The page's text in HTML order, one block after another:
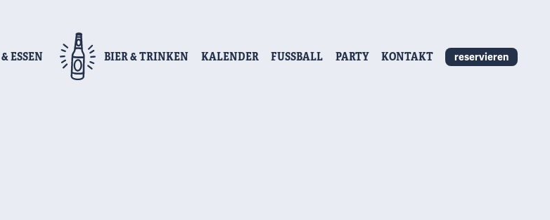
& ESSEN BIER& TRINKEN KALENDER FUSSBALL PARTY KONTAKT reservieren